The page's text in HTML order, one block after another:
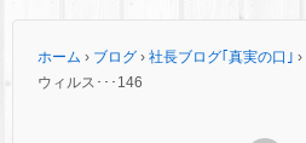
ホーム › ブログ › 社長ブログ｢真実の口｣ ›
ウィルス･･･146